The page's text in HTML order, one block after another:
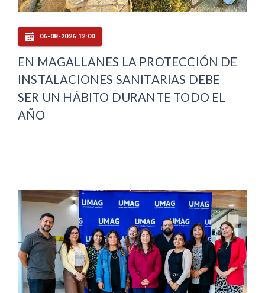
06-08-2026 12:00
EN MAGALLANES LA PROTECCIÓN DE
INSTALACIONES SANITARIAS DEBE
SER UN HÁBITO DURANTE TODO EL
AÑO